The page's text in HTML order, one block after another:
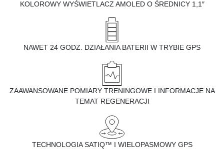
KOLOROWY WYŚWIETLACZ AMOLED O ŚREDNICY 1,1″
NAWET 24 GODZ. DZIAŁANIA BATERII W TRYBIE GPS
ZAAWANSOWANE POMIARY TRENINGOWE I INFORMACJE NA
TEMAT REGENERACJI
TECHNOLOGIA SATIQ™ I WIELOPASMOWY GPS